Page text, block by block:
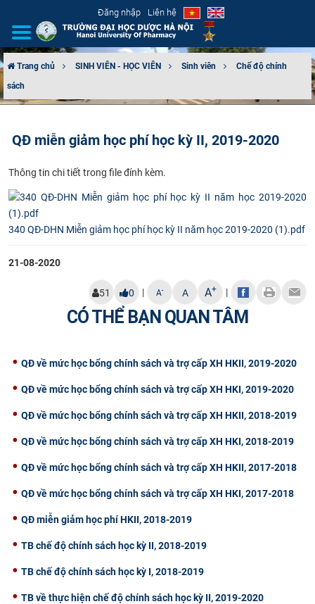
Đăng nhập Liên hệ
GIỚI THIỆU
ĐÀO TẠO
ĐẢM BẢO CHẤT LƯỢNG
KHOA HỌC CÔNG NGHỆ
Trang chủ SINH VIÊN - HỌC VIÊN Sinh viên
Chế độ chính
sách
QĐ miễn giảm học phí học kỳ II, 2019-2020
Thông tin chi tiết trong file đính kèm.
340 QĐ-DHN Miễn giảm học phí học kỳ II năm học 2019-2020 (1).pdf
21-08-2020
51 0 | A- A A+ |
CÓ THỂ BẠN QUAN TÂM
QĐ về mức học bổng chính sách và trợ cấp XH HKII, 2019-2020
QĐ về mức học bổng chính sách và trợ cấp XH HKI, 2019-2020
QĐ về mức học bổng chính sách và trợ cấp XH HKII, 2018-2019
QĐ về mức học bổng chính sách và trợ cấp XH HKI, 2018-2019
QĐ về mức học bổng chính sách và trợ cấp XH HKII, 2017-2018
QĐ về mức học bổng chính sách và trợ cấp XH HKI, 2017-2018
QĐ miễn giảm học phí HKII, 2018-2019
TB chế độ chính sách học kỳ II, 2018-2019
TB chế độ chính sách học kỳ I, 2018-2019
TB về thực hiện chế độ chính sách học kỳ II, 2019-2020